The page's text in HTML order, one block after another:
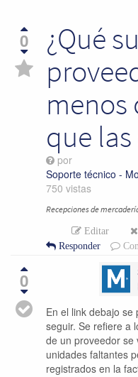
0
¿Qué
menos
que
por
Soporte técnico -
750 vistas
Recepciones de
Editar
Responder
0
En el link debajo
seguir. Se refiere a
de un proveedor se
unidades faltantes
registrados en la